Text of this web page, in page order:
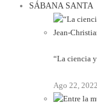
SÁBANA SANTA
“La ciencia
Ago 22, 2022